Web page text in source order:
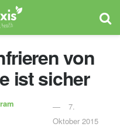
von
ist sicher
7.
Oktober 2015